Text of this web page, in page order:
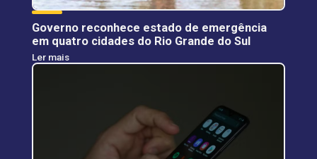
Governo reconhece estado de emergência
em quatro cidades do Rio Grande do Sul
Ler mais